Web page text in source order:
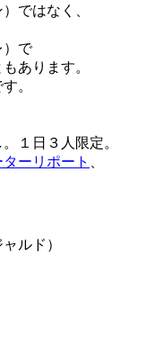
ではなく、
）で
あります。
。
１日３人限定。
ーリポート
ルド）